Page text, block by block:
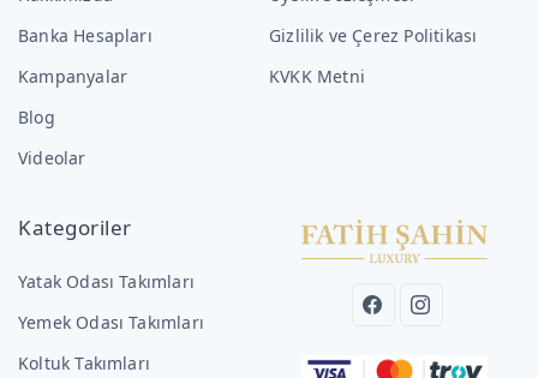
Banka Hesapları
Kampanyalar
Blog
Videolar
Gizlilik ve Çerez Politikası
KVKK Metni
Kategoriler
Yatak Odası Takımları
Yemek Odası Takımları
Koltuk Takımları